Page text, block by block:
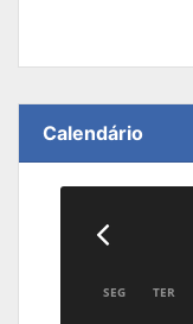
Calendário
SEG TER